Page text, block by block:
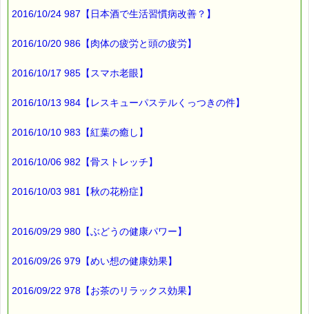
ブルーライト対策をして
上手に使うようにしたいですね。
ストレスになります。
━━━━━━━━━━━━━━━━━━━━☆
http://www.pass-thyme.com/special/rescue_series.asp
http://www.pass-thyme.com/shopping/set.asp#ts033
ド
2016/10/24 987【日本酒で生活習慣病改善？】
2016/10/20 986【肉体の疲労と頭の疲労】
2016/10/17 985【スマホ老眼】
2016/10/13 984【レスキューパステルくっつきの件】
2016/10/10 983【紅葉の癒し】
2016/10/06 982【骨ストレッチ】
2016/10/03 981【秋の花粉症】
2016/09/29 980【ぶどうの健康パワー】
2016/09/26 979【めい想の健康効果】
2016/09/22 978【お茶のリラックス効果】